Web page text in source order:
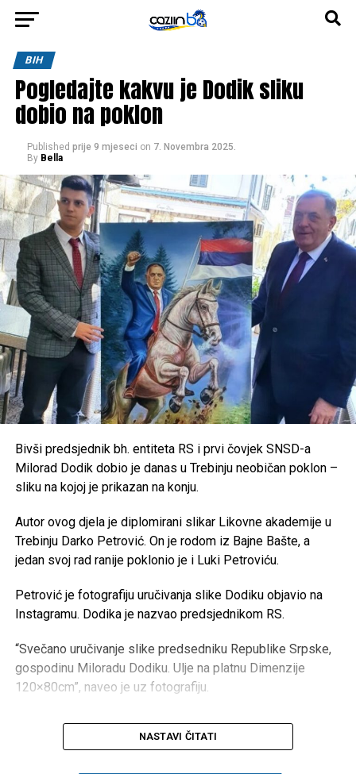
BIH
Pogledajte kakvu je Dodik sliku
dobio na poklon
Published prije 9 mjeseci on 7. Novembra 2025.
By Bella
Bivši predsjednik bh. entiteta RS i prvi čovjek SNSD-a
Milorad Dodik dobio je danas u Trebinju neobičan poklon –
sliku na kojoj je prikazan na konju.
Autor ovog djela je diplomirani slikar Likovne akademije u
Trebinju Darko Petrović. On je rodom iz Bajne Bašte, a
jedan svoj rad ranije poklonio je i Luki Petroviću.
Petrović je fotografiju uručivanja slike Dodiku objavio na
Instagramu. Dodika je nazvao predsjednikom RS.
“Svečano uručivanje slike predsedniku Republike Srpske,
gospodinu Miloradu Dodiku. Ulje na platnu Dimenzije
120×80cm”, naveo je uz fotografiju.
NASTAVI ČITATI